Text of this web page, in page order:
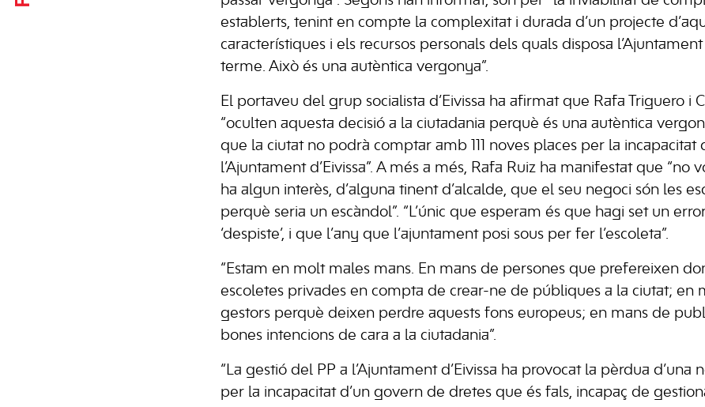
establerts, tenint en compte la complexitat i durada d’un projecte
característiques i els recursos personals dels quals disposa
terme. Això és una autèntica vergonya”.
El portaveu del grup socialista d’Eivissa ha afirmat que Rafa Triguero i
“oculten aquesta decisió a la ciutadania perquè és una autèntica
que la ciutat no podrà comptar amb 111 noves places per la incapacitat
l’Ajuntament d’Eivissa”. A més a més, Rafa Ruiz ha manifestat que “no
ha algun interès, d’alguna tinent d’alcalde, que el seu negoci són les
perquè seria un escàndol”. “L’únic que esperam és que hagi set un
‘despiste’, i que l’any que l’ajuntament posi sous per fer l’escoleta”.
“Estam en molt males mans. En mans de persones que prefereixen
escoletes privades en compta de crear-ne de públiques a la ciutat; en
gestors perquè deixen perdre aquests fons europeus; en mans de
bones intencions de cara a la ciutadania”.
“La gestió del PP a l’Ajuntament d’Eivissa ha provocat la pèrdua d’una
per la incapacitat d’un govern de dretes que és fals, incapaç de